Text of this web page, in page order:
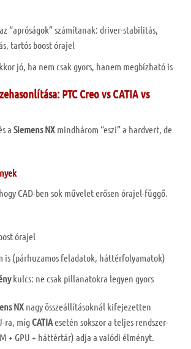
“apróságok” számítanak: driver-stabilitás,
tartós boost órajel
jó, ha nem csak gyors, hanem megbízható is
PTC Creo vs CATIA vs
a Siemens NX mindhárom “eszi” a hardvert, de
CAD-ben sok művelet erősen órajel-függő.
órajel
is (párhuzamos feladatok, háttérfolyamatok)
kulcs: ne csak pillanatokra legyen gyors
NX nagy összeállításoknál kifejezetten
ra, míg CATIAesetén sokszor a teljes rendszer-
+ GPU + háttértár) adja a valódi élményt.